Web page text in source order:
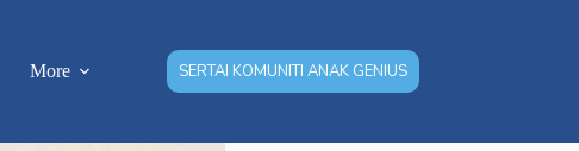
More SERTAI KOMUNITI ANAK GENIUS